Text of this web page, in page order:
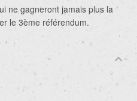
ne gagneront jamais plus la
le 3ème référendum.